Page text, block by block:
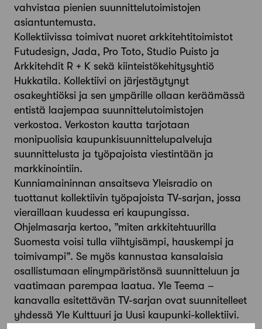
vahvistaa pienien suunnittelutoimistojen
asiantuntemusta.
Kollektiivissa toimivat nuoret arkkitehtitoimistot
Futudesign, Jada, Pro Toto, Studio Puisto ja
Arkkitehdit R + K sekä kiinteistökehitysyhtiö
Hukkatila. Kollektiivi on järjestäytynyt
osakeyhtiöksi ja sen ympärille ollaan keräämässä
entistä laajempaa suunnittelutoimistojen
verkostoa. Verkoston kautta tarjotaan
monipuolisia kaupunkisuunnittelupalveluja
suunnittelusta ja työpajoista viestintään ja
markkinointiin.
Kunniamaininnan ansaitseva Yleisradio on
tuottanut kollektiivin työpajoista TV-sarjan, jossa
vieraillaan kuudessa eri kaupungissa.
Ohjelmasarja kertoo, ”miten arkkitehtuurilla
Suomesta voisi tulla viihtyisämpi, hauskempi ja
toimivampi”. Se myös kannustaa kansalaisia
osallistumaan elinympäristönsä suunnitteluun ja
vaatimaan parempaa laatua. Yle Teema –
kanavalla esitettävän TV-sarjan ovat suunnitelleet
yhdessä Yle Kulttuuri ja Uusi kaupunki-kollektiivi.